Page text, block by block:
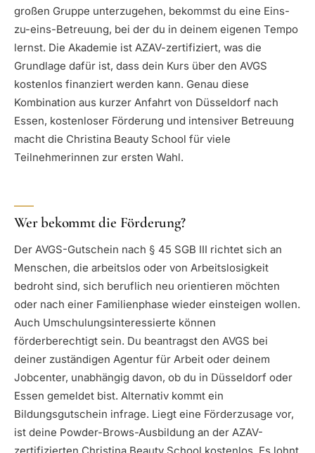
großen Gruppe unterzugehen, bekommst du eine Eins-
zu-eins-Betreuung, bei der du in deinem eigenen Tempo
lernst. Die Akademie ist AZAV-zertifiziert, was die
Grundlage dafür ist, dass dein Kurs über den AVGS
kostenlos finanziert werden kann. Genau diese
Kombination aus kurzer Anfahrt von Düsseldorf nach
Essen, kostenloser Förderung und intensiver Betreuung
macht die Christina Beauty School für viele
Teilnehmerinnen zur ersten Wahl.
Wer bekommt die Förderung?
Der AVGS-Gutschein nach § 45 SGB III richtet sich an
Menschen, die arbeitslos oder von Arbeitslosigkeit
bedroht sind, sich beruflich neu orientieren möchten
oder nach einer Familienphase wieder einsteigen wollen.
Auch Umschulungsinteressierte können
förderberechtigt sein. Du beantragst den AVGS bei
deiner zuständigen Agentur für Arbeit oder deinem
Jobcenter, unabhängig davon, ob du in Düsseldorf oder
Essen gemeldet bist. Alternativ kommt ein
Bildungsgutschein infrage. Liegt eine Förderzusage vor,
ist deine Powder-Brows-Ausbildung an der AZAV-